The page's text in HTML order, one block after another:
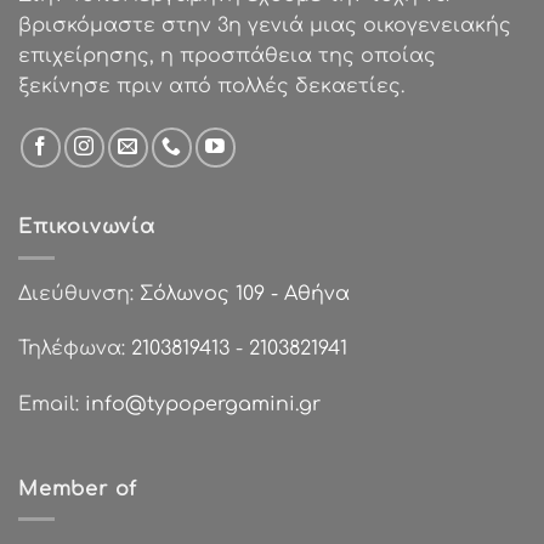
βρισκόμαστε στην 3η γενιά μιας οικογενειακής
επιχείρησης, η προσπάθεια της οποίας
ξεκίνησε πριν από πολλές δεκαετίες.
Επικοινωνία
Διεύθυνση: Σόλωνος 109 - Αθήνα
Τηλέφωνα: 2103819413 - 2103821941
Email: info@typopergamini.gr
Member of